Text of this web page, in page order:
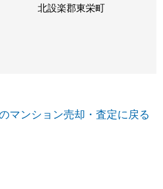
北設楽郡東栄町
マンション売却・査定に戻る